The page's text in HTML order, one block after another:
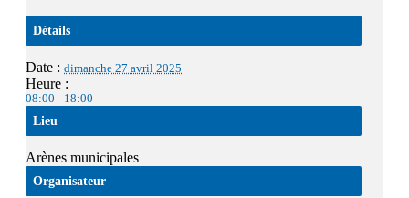
Détails
Date : dimanche 27 avril 2025
Heure :
08:00 - 18:00
Lieu
Arènes municipales
Organisateur